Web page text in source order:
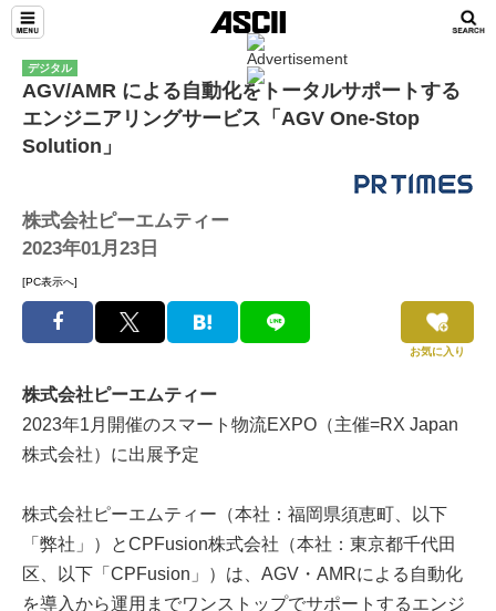
デジタル
AGV/AMR による自動化をトータルサポートする
エンジニアリングサービス「AGV One-Stop
Solution」
株式会社ピーエムティー
2023年01月23日
[PC表示へ]
お気に入り
株式会社ピーエムティー
2023年1月開催のスマート物流EXPO（主催=RX Japan
株式会社）に出展予定
株式会社ピーエムティー（本社：福岡県須恵町、以下
「弊社」）とCPFusion株式会社（本社：東京都千代田
区、以下「CPFusion」）は、AGV・AMRによる自動化
を導入から運用までワンストップでサポートするエンジ